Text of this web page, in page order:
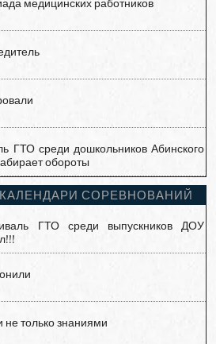
медицинских работников
ГТО среди дошкольников Абинского
обороты
КАЛЕНДАРИ СОРЕВНОВАНИЙ
ГТО среди выпускников ДОУ
не только знаниями